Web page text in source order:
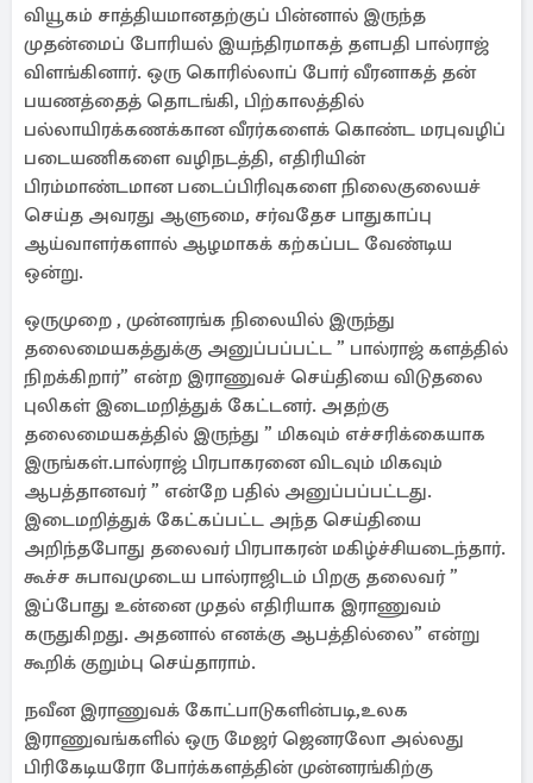
வியூகம் சாத்தியமானதற்குப் பின்னால் இருந்த
முதன்மைப் போரியல் இயந்திரமாகத் தளபதி பால்ராஜ்
விளங்கினார். ஒரு கொரில்லாப் போர் வீரனாகத் தன்
பயணத்தைத் தொடங்கி, பிற்காலத்தில்
பல்லாயிரக்கணக்கான வீரர்களைக் கொண்ட மரபுவழிப்
படையணிகளை வழிநடத்தி, எதிரியின்
பிரம்மாண்டமான படைப்பிரிவுகளை நிலைகுலையச்
செய்த அவரது ஆளுமை, சர்வதேச பாதுகாப்பு
ஆய்வாளர்களால் ஆழமாகக் கற்கப்பட வேண்டிய
ஒன்று.
ஒருமுறை , முன்னரங்க நிலையில் இருந்து
தலைமையகத்துக்கு அனுப்பப்பட்ட ” பால்ராஜ் களத்தில்
நிறக்கிறார்” என்ற இராணுவச் செய்தியை விடுதலை
புலிகள் இடைமறித்துக் கேட்டனர். அதற்கு
தலைமையகத்தில் இருந்து ” மிகவும் எச்சரிக்கையாக
இருங்கள்.பால்ராஜ் பிரபாகரனை விடவும் மிகவும்
ஆபத்தானவர் ” என்றே பதில் அனுப்பப்பட்டது.
இடைமறித்துக் கேட்கப்பட்ட அந்த செய்தியை
அறிந்தபோது தலைவர் பிரபாகரன் மகிழ்ச்சியடைந்தார்.
கூச்ச சுபாவமுடைய பால்ராஜிடம் பிறகு தலைவர் ”
இப்போது உன்னை முதல் எதிரியாக இராணுவம்
கருதுகிறது. அதனால் எனக்கு ஆபத்தில்லை” என்று
கூறிக் குறும்பு செய்தாராம்.
நவீன இராணுவக் கோட்பாடுகளின்படி,உலக
இராணுவங்களில் ஒரு மேஜர் ஜெனரலோ அல்லது
பிரிகேடியரோ போர்க்களத்தின் முன்னரங்கிற்கு